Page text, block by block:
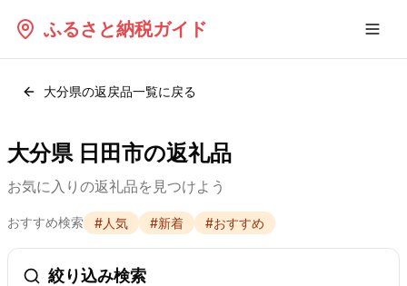
ふるさと納税ガイド
大分県の返戻品一覧に戻る
大分県 日田市の返礼品
お気に入りの返礼品を見つけよう
おすすめ検索 #人気 #新着 #おすすめ
絞り込み検索